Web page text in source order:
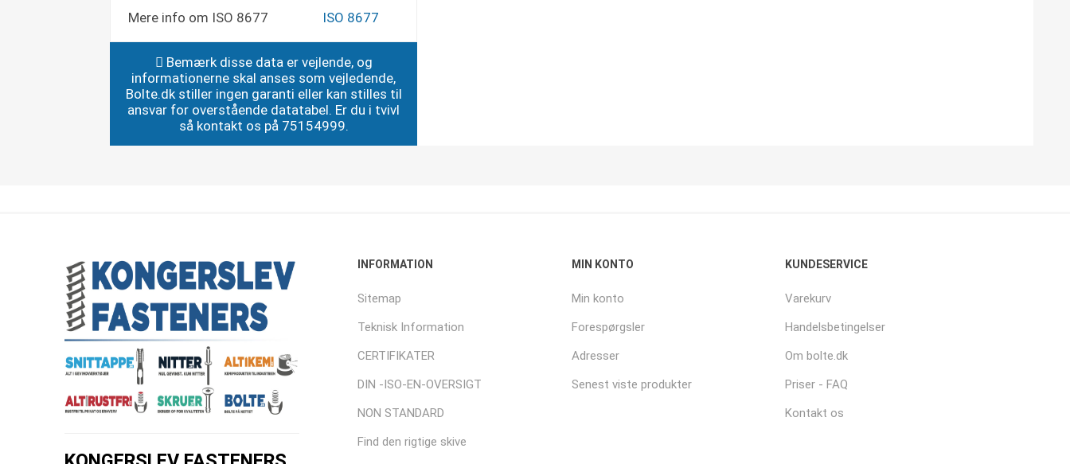
Mere info om ISO 8677 ISO 8677
Bemærk disse data er vejlende, og
informationerne skal anses som vejledende,
Bolte.dk stiller ingen garanti eller kan stilles til
ansvar for overstående datatabel. Er du i tvivl
så kontakt os på 75154999.
INFORMATION
Sitemap
Teknisk Information
CERTIFIKATER
DIN -ISO-EN-OVERSIGT
NON STANDARD
Find den rigtige skive
MIN KONTO
Min konto
Forespørgsler
Adresser
Senest viste produkter
KUNDESERVICE
Varekurv
Handelsbetingelser
Om bolte.dk
Priser - FAQ
Kontakt os